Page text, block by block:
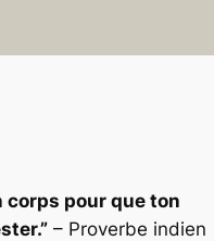
corps pour que ton
– Proverbe indien